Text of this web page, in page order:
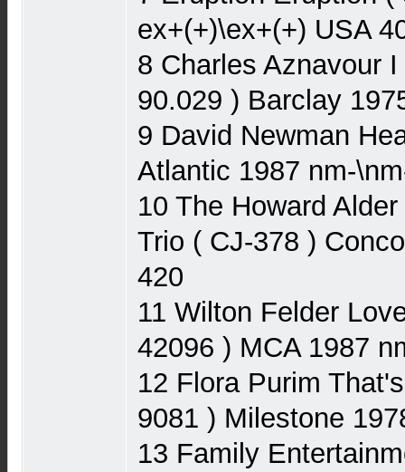
ex+(+)\ex+(+) USA
8 Charles Aznavour
90.029 ) Barclay
9 David Newman
Atlantic 1987 nm-
10 The Howard
Trio ( CJ-378 )
420
11 Wilton Felder
42096 ) MCA 1987
12 Flora Purim
9081 ) Milestone
13 Family